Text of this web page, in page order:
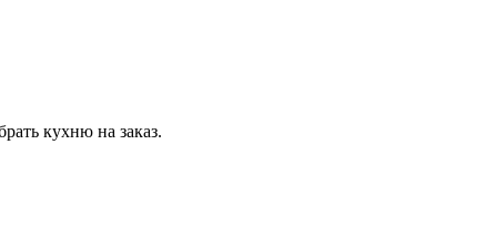
кухню на заказ.